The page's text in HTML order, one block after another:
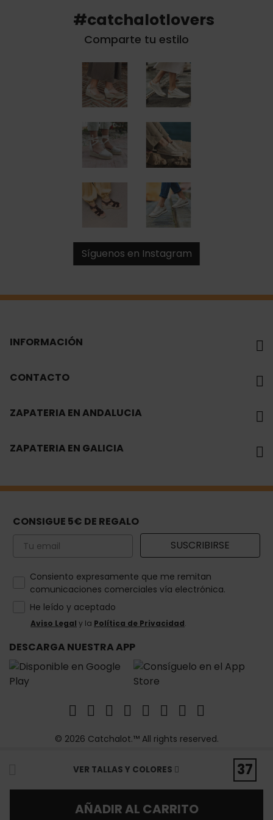
VER TALLAS Y COLORES 37
AÑADIR AL CARRITO
#catchalotlovers
Comparte tu estilo
Síguenos en Instagram
INFORMACIÓN
CONTACTO
ZAPATERIA EN ANDALUCIA
ZAPATERIA EN GALICIA
CONSIGUE 5€ DE REGALO
Email SUSCRIBIRSE
How would you like to hear from us?
Consiento expresamente que me remitan
comunicaciones comerciales vía electrónica.
He leído y aceptado
Aviso Legal y la Política de Privacidad.
DESCARGA NUESTRA APP
© 2026 Catchalot.™ All rights reserved.